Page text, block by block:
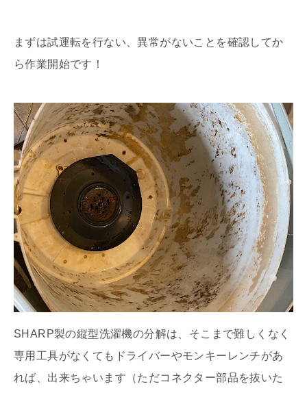
まずは試運転を行ない、異常がないことを確認してか
ら作業開始です！
SHARP製の縦型洗濯機の分解は、そこまで難しくなく
専用工具がなくてもドライバーやモンキーレンチがあ
れば、出来ちゃいます（ただコネクター部品を抜いた